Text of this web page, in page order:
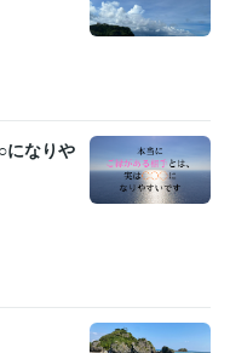
になりや